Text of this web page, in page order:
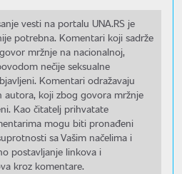
vesti na portalu UNA.RS je
potrebna. Komentari koji sadrže
mržnje na nacionalnoj,
nečije seksualne
Komentari odražavaju
autora, koji zbog govora mržnje
Kao čitatelj prihvatate
mogu biti pronađeni
sa Vašim načelima i
postavljanje linkova i
kroz komentare.